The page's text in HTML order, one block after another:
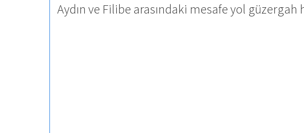
Aydın ve Filibe arasındaki mesafe yol güzergah